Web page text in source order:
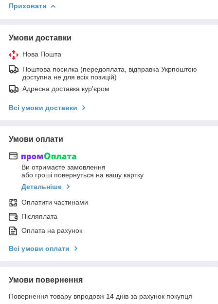
Приховати
Умови доставки
Нова Пошта
Поштова посилка (передоплата, відправка Укрпоштою
доступна не для всіх позицій)
Адресна доставка кур'єром
Всі умови доставки
Умови оплати
Ви отримаєте замовлення
або гроші повернуться на вашу картку
Детальніше
Оплатити частинами
Післяплата
Оплата на рахунок
Всі умови оплати
Умови повернення
Повернення товару впродовж 14 днів за рахунок покупця